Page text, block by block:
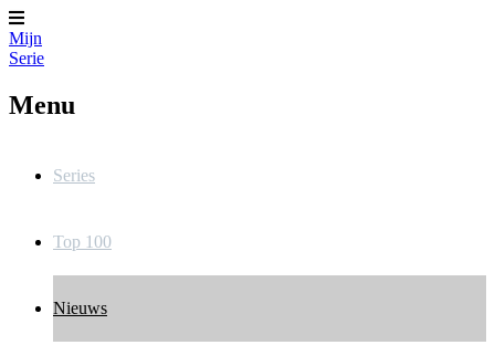
Mijn
Serie
Menu
Series
Top 100
Nieuws